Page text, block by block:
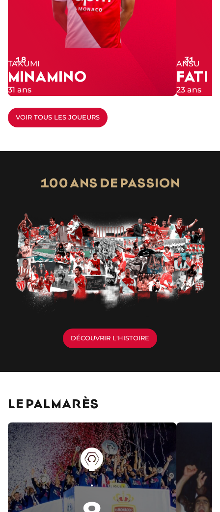
TAKUMI
MINAMINO
Numéro
18
31 ans
ANSU
FATI
Numéro
31
23 ans
VOIR TOUS LES JOUEURS
100 ANS DE PASSION
DÉCOUVRIR L'HISTOIRE
LE PALMARÈS